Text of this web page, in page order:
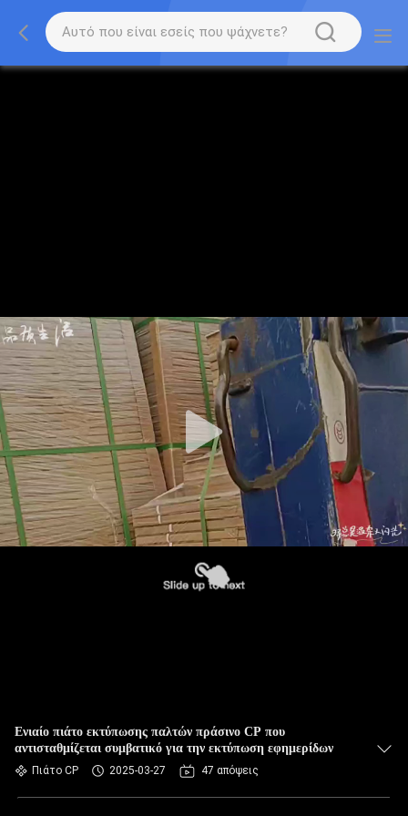
Ενιαίο πιάτο εκτύπωσης παλτών πράσινο CP που
αντισταθμίζεται συμβατικό για την εκτύπωση εφημερίδων
Πιάτο CP 2025-03-27 47 απόψεις